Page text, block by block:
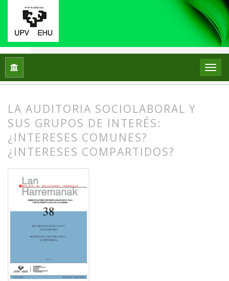
Inicio Núm. 38 (2017): Ley orgánica de igualdad:
LA AUDITORIA SOCIOLABORAL Y
SUS GRUPOS DE INTERÉS:
¿INTERESES COMUNES?
¿INTERESES COMPARTIDOS?